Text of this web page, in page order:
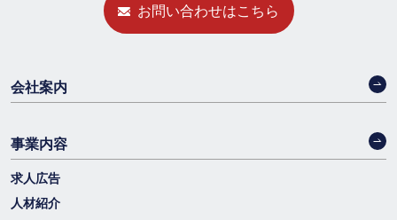
お問い合わせはこちら
会社案内
事業内容
求人広告
人材紹介